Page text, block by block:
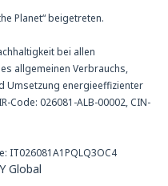
Planet“ beigetreten.
bei allen
allgemeinen Verbrauchs,
Umsetzung energieeffizienter
Code: 026081-ALB-00002, CIN-
IT026081A1PQLQ3OC4
Global